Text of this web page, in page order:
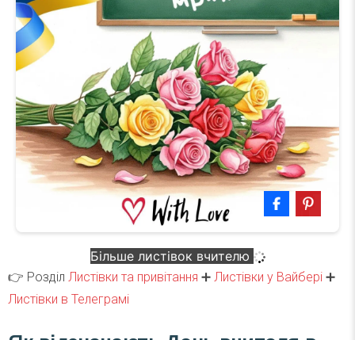
Більше листівок вчителю
👉 Розділ Листівки та привітання ➕ Листівки у Вайбері ➕
Листівки в Телеграмі